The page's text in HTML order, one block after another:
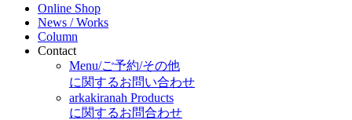
Online Shop
News / Works
Column
Contact
Menu/ご予約/その他
に関するお問い合わせ
arkakiranah Products
に関するお問合わせ